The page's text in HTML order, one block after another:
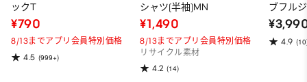
ックT
¥790
8/13までアプリ会員特別価格
4.5 (999+)
シャツ(半袖)MN
¥1,490
8/13までアプリ会員特別価格
リサイクル素材
4.2 (14)
ブフル
ーパー
ット）
4.9